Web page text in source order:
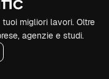
migliori lavori. Oltre
agenzie e studi.